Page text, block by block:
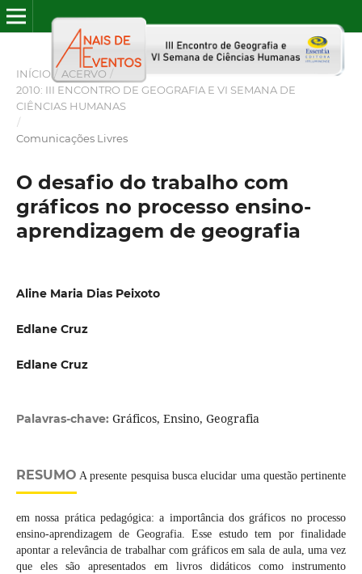
INÍCIO / ACERVO /
2010: III ENCONTRO DE GEOGRAFIA E VI SEMANA DE
CIÊNCIAS HUMANAS
/
Comunicações Livres
O desafio do trabalho com
gráficos no processo ensino-
aprendizagem de geografia
Aline Maria Dias Peixoto
Edlane Cruz
Edlane Cruz
Palavras-chave: Gráficos, Ensino, Geografia
RESUMO A presente pesquisa busca elucidar uma questão pertinente
em nossa prática pedagógica: a importância dos gráficos no processo
ensino-aprendizagem de Geografia. Esse estudo tem por finalidade
apontar a relevância de trabalhar com gráficos em sala de aula, uma vez
que eles são apresentados em livros didáticos como instrumento